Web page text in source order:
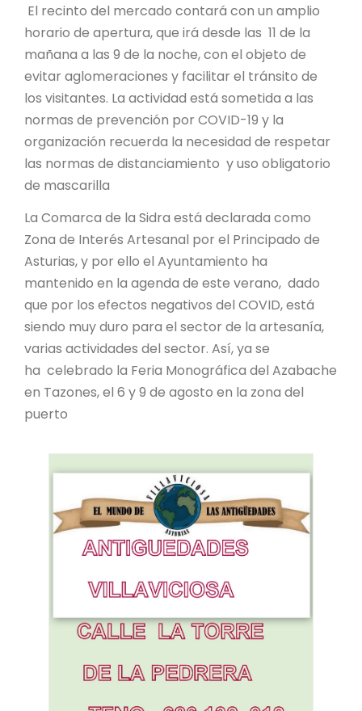
El recinto del mercado contará con un amplio
horario de apertura, que irá desde las 11 de la
mañana a las 9 de la noche, con el objeto de
evitar aglomeraciones y facilitar el tránsito de
los visitantes. La actividad está sometida a las
normas de prevención por COVID-19 y la
organización recuerda la necesidad de respetar
las normas de distanciamiento y uso obligatorio
de mascarilla
La Comarca de la Sidra está declarada como
Zona de Interés Artesanal por el Principado de
Asturias, y por ello el Ayuntamiento ha
mantenido en la agenda de este verano, dado
que por los efectos negativos del COVID, está
siendo muy duro para el sector de la artesanía,
varias actividades del sector. Así, ya se
ha celebrado la Feria Monográfica del Azabache
en Tazones, el 6 y 9 de agosto en la zona del
puerto